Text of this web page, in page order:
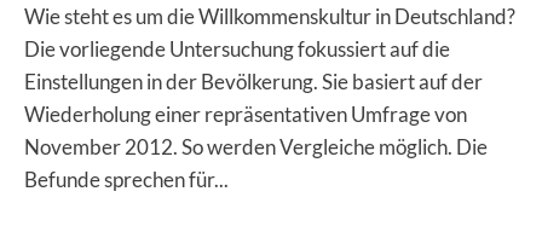
Wie steht es um die Willkommenskultur in Deutschland?
Die vorliegende Untersuchung fokussiert auf die
Einstellungen in der Bevölkerung. Sie basiert auf der
Wiederholung einer repräsentativen Umfrage von
November 2012. So werden Vergleiche möglich. Die
Befunde sprechen für...